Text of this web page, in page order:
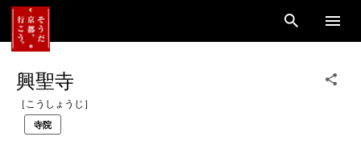
興聖寺
［こうしょうじ］
寺院